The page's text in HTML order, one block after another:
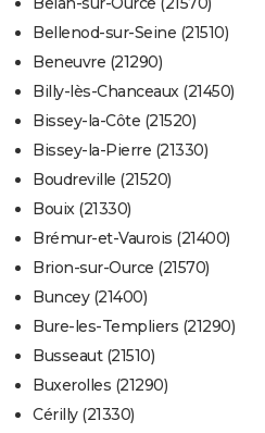
Bellenod-sur-Seine (21510)
Beneuvre (21290)
Billy-lès-Chanceaux (21450)
Bissey-la-Côte (21520)
Bissey-la-Pierre (21330)
Boudreville (21520)
Bouix (21330)
Brémur-et-Vaurois (21400)
Brion-sur-Ource (21570)
Buncey (21400)
Bure-les-Templiers (21290)
Busseaut (21510)
Buxerolles (21290)
Cérilly (21330)